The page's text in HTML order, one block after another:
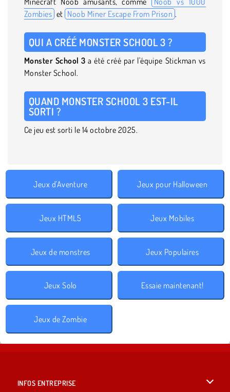
Zombies et Noob Miner Escape From Prison .
QUI A CRÉÉ MONSTER SCHOOL 3 ?
Monster School 3 a été créé par l'équipe Stickman vs
Monster School.
QUAND MONSTER SCHOOL 3 EST-IL
SORTI ?
Ce jeu est sorti le 14 octobre 2025.
Jeux d'Aventure Jeux pour Halloween
Jeux HTML5 Jeux Mobiles
Jeux de monstres Jeux Populaires
Jeux Solo Essaie maintenant!
Jeux de Zombie
INFOS ENTREPRISE